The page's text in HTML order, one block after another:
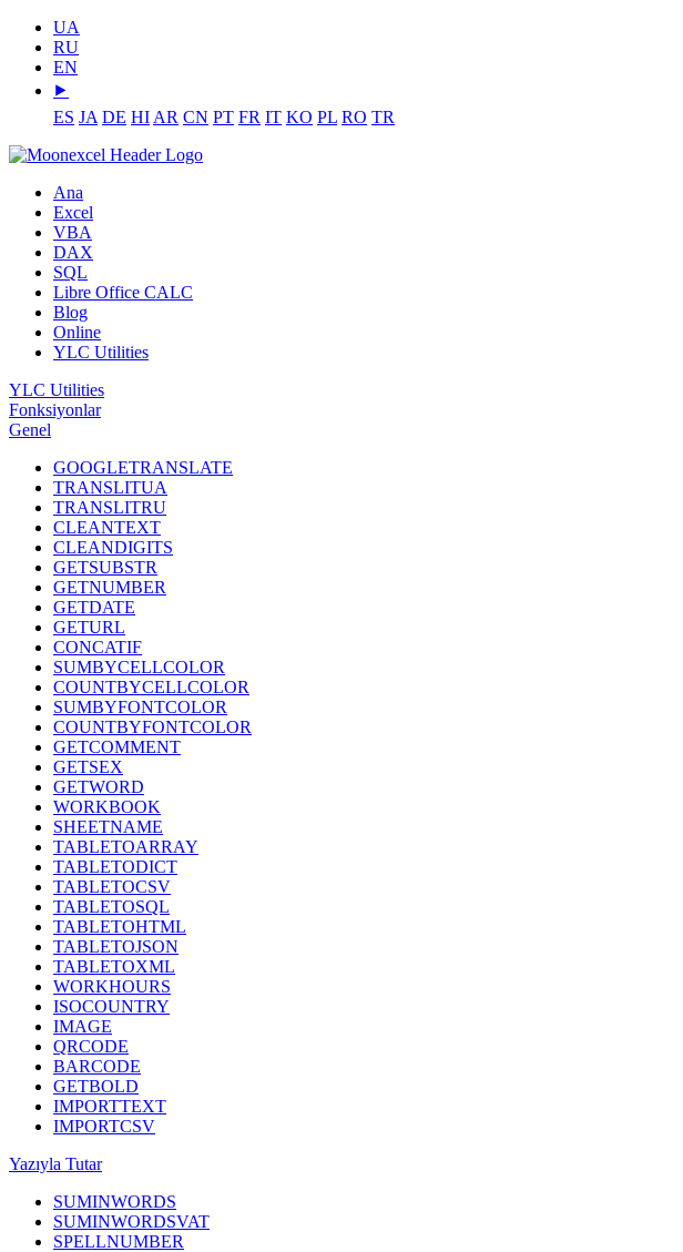
UA
RU
EN
⯈
ES JA DE HI AR CN PT FR IT KO PL RO TR
Ana
Excel
VBA
DAX
SQL
Libre Office CALC
Blog
Online
YLC Utilities
YLC Utilities
Fonksiyonlar
Genel
GOOGLETRANSLATE
TRANSLITUA
TRANSLITRU
CLEANTEXT
CLEANDIGITS
GETSUBSTR
GETNUMBER
GETDATE
GETURL
CONCATIF
SUMBYCELLCOLOR
COUNTBYCELLCOLOR
SUMBYFONTCOLOR
COUNTBYFONTCOLOR
GETCOMMENT
GETSEX
GETWORD
WORKBOOK
SHEETNAME
TABLETOARRAY
TABLETODICT
TABLETOCSV
TABLETOSQL
TABLETOHTML
TABLETOJSON
TABLETOXML
WORKHOURS
ISOCOUNTRY
IMAGE
QRCODE
BARCODE
GETBOLD
IMPORTTEXT
IMPORTCSV
Yazıyla Tutar
SUMINWORDS
SUMINWORDSVAT
SPELLNUMBER